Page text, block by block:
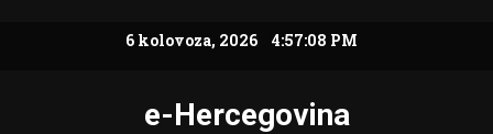
6 kolovoza, 2026 4:57:09 PM
e-Hercegovina